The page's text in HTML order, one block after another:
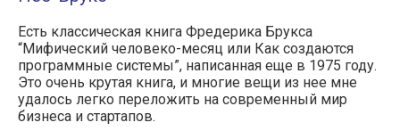
Есть классическая книга Фредерика Брукса
“Мифический человеко-месяц или Как создаются
программные системы”, написанная еще в 1975 году.
Это очень крутая книга, и многие вещи из нее мне
удалось легко переложить на современный мир
бизнеса и стартапов.